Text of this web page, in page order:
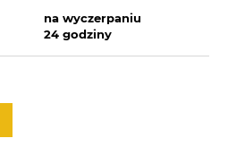
na wyczerpaniu
24 godziny